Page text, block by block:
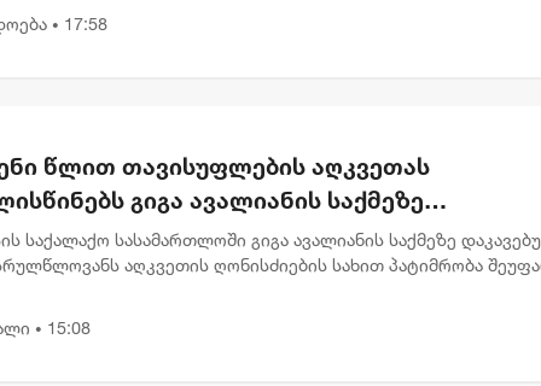
ნ...
• 17:58
წლით თავისუფლების აღკვეთას
გიგა ავალიანის საქმეზე
წაყენებული ბრალდება
საქალაქო სასამართლოში გიგა ავალიანის საქმეზე
აღკვეთის ღონისძიების სახით პატიმრობა
• 15:08